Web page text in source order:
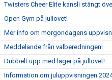
Twisters Cheer Elite kansli stängt
Open Gym på jullovet!
Mer info om morgondagens
Meddelande från valberedningen!
Dubbelt upp med läger på jullovet!
Information om juluppvisningen